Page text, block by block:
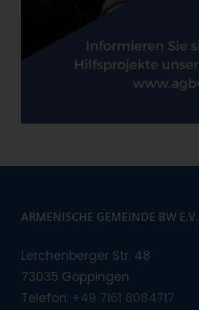
ARMENISCHE GEMEINDE BW E.V.
Lerchenberger Str. 48
73035 Göppingen
Telefon: +49 7161 8084717